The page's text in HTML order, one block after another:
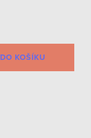
DO KOŠÍKU